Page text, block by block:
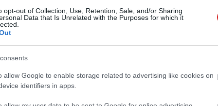
opt-out of Collection, Use, Retention, Sale, and/or Sharing
Data that Is Unrelated with the Purposes for which it
allow Google to enable storage related to advertising like cookies on
identifiers in apps.